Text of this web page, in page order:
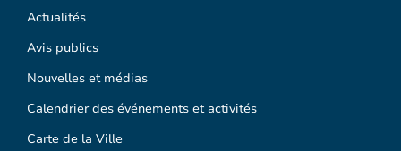
Actualités
Avis publics
Nouvelles et médias
Calendrier des événements et activités
Carte de la Ville